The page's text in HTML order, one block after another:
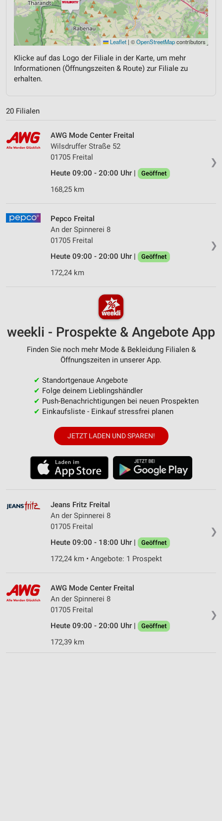
Leaflet | ©OpenStreetMapcontributors
Klicke auf das Logo der Filiale in der Karte, um mehr
Informationen (Öffnungszeiten & Route) zur Filiale zu
erhalten.
20 Filialen
❯
AWG Mode Center Freital
Wilsdruffer Straße 52
01705 Freital
Heute 09:00 - 20:00 Uhr |
Geöffnet
168,25 km
❯
Pepco Freital
An der Spinnerei 8
01705 Freital
Heute 09:00 - 20:00 Uhr |
Geöffnet
172,24 km
weekli - Prospekte & Angebote App
Finden Sie noch mehr Mode & Bekleidung Filialen &
Öffnungszeiten in unserer App.
✔ Standortgenaue Angebote
✔ Folge deinem Lieblingshändler
✔ Push-Benachrichtigungen bei neuen Prospekten
✔ Einkaufsliste - Einkauf stressfrei planen
JETZT LADEN UND SPAREN!
❯
Jeans Fritz Freital
An der Spinnerei 8
01705 Freital
Heute 09:00 - 18:00 Uhr |
Geöffnet
172,24 km • Angebote: 1 Prospekt
❯
AWG Mode Center Freital
An der Spinnerei 8
01705 Freital
Heute 09:00 - 20:00 Uhr |
Geöffnet
172,39 km